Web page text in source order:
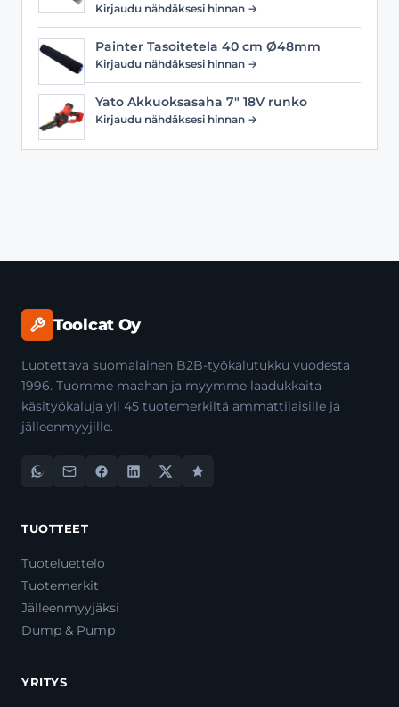
Kirjaudu nähdäksesi hinnan →
Painter Tasoitetela 40 cm Ø48mm
Kirjaudu nähdäksesi hinnan →
Yato Akkuoksasaha 7" 18V runko
Kirjaudu nähdäksesi hinnan →
Toolcat Oy
Luotettava suomalainen B2B-työkalutukku vuodesta
1996. Tuomme maahan ja myymme laadukkaita
käsityökaluja yli 45 tuotemerkiltä ammattilaisille ja
jälleenmyyjille.
TUOTTEET
Tuoteluettelo
Tuotemerkit
Jälleenmyyjäksi
Dump & Pump
YRITYS